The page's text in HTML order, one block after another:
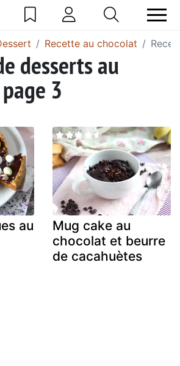
Recette au chocolat
desserts au
3
au
Mug cake au
chocolat et beurre
de cacahuètes